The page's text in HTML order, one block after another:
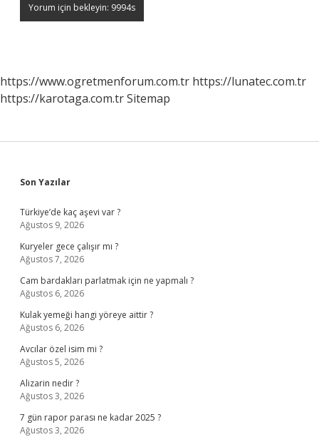
https://www.ogretmenforum.com.tr https://lunatec.com.tr
https://karotaga.com.trSitemap
Sidebar
Son Yazılar
Türkiye’de kaç aşevi var ?
Ağustos 9, 2026
Kuryeler gece çalışır mı ?
Ağustos 7, 2026
Cam bardakları parlatmak için ne yapmalı ?
Ağustos 6, 2026
Kulak yemeği hangi yöreye aittir ?
Ağustos 6, 2026
Avcılar özel isim mi ?
Ağustos 5, 2026
Alizarin nedir ?
Ağustos 3, 2026
7 gün rapor parası ne kadar 2025 ?
Ağustos 3, 2026